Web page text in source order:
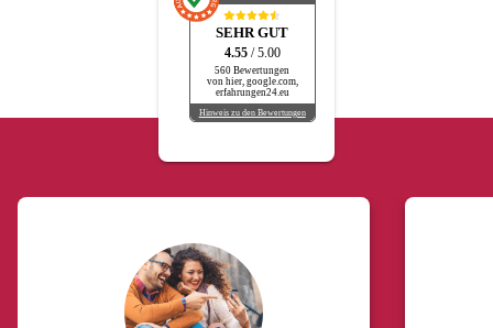
SEHR GUT
4.55 / 5.00
560 Bewertungen
von hier, google.com,
erfahrungen24.eu
Hinweis zu den Bewertungen